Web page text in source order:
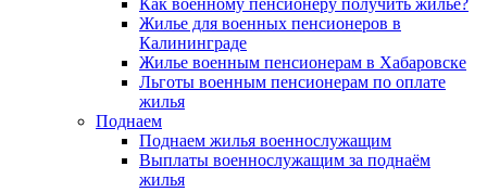
Как военному пенсионеру получить жилье?
Жилье для военных пенсионеров в
Калининграде
Жилье военным пенсионерам в Хабаровске
Льготы военным пенсионерам по оплате
жилья
Поднаем
Поднаем жилья военнослужащим
Выплаты военнослужащим за поднаём
жилья